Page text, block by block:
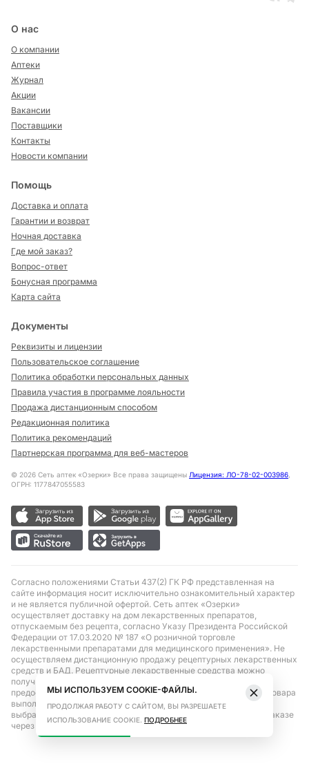
О нас
О компании
Аптеки
Журнал
Акции
Вакансии
Поставщики
Контакты
Новости компании
Помощь
Доставка и оплата
Гарантии и возврат
Ночная доставка
Где мой заказ?
Вопрос-ответ
Бонусная программа
Карта сайта
Документы
Реквизиты и лицензии
Пользовательское соглашение
Политика обработки персональных данных
Правила участия в программе лояльности
Продажа дистанционным способом
Редакционная политика
Политика рекомендаций
Партнерская программа для веб-мастеров
© 2026 Сеть аптек «Озерки» Все права защищены Лицензия: ЛО-78-02-003986,
ОГРН: 1177847055583
Согласно положениями Статьи 437(2) ГК РФ представленная на
сайте информация носит исключительно ознакомительный характер
и не является публичной офертой. Сеть аптек «Озерки»
осуществляет доставку на дом лекарственных препаратов,
отпускаемым без рецепта, согласно Указу Президента Российской
Федерации от 17.03.2020 № 187 «О розничной торговле
лекарственными препаратами для медицинского применения». Не
осуществляем дистанционную продажу рецептурных лекарственных
средств и БАД. Рецептурные лекарственные средства можно
получить только при помощи самовывоза в аптеке при
предоставлении рецепта, выписанного врачом. Бронирование товара
выполняется при условиях последующего выкупа заказа в
выбранном аптечном пункте. Цена действительна только при заказе
через сайт.
МЫ ИСПОЛЬЗУЕМ COOKIE-ФАЙЛЫ.
ПРОДОЛЖАЯ РАБОТУ С САЙТОМ, ВЫ РАЗРЕШАЕТЕ
ИСПОЛЬЗОВАНИЕ COOKIE. ПОДРОБНЕЕ